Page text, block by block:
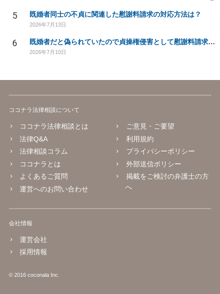
5 既婚者同士の不貞に関連した慰謝料請求の対応方法は？
2026年7月13日
6 既婚者だと偽られていたので貞操権侵害として慰謝料請求をしたいのですが相場が知りたいです。
2026年7月10日
ココナラ法律相談について
ココナラ法律相談とは
法律Q&A
法律相談コラム
ココナラとは
よくあるご質問
運営へのお問い合わせ
ご意見・ご要望
利用規約
プライバシーポリシー
外部送信ポリシー
掲載をご検討の弁護士の方
へ
会社情報
運営会社
採用情報
© 2016 coconala Inc.